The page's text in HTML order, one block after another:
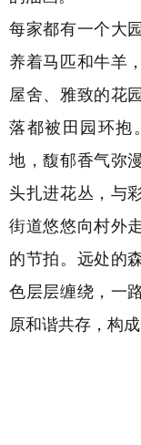
每家都有一个大
养着马匹和牛羊
屋舍、雅致的花
落都被田园环抱
地，馥郁香气弥
头扎进花丛，与
街道悠悠向村外
的节拍。远处的
色层层缠绕，一
原和谐共存，构